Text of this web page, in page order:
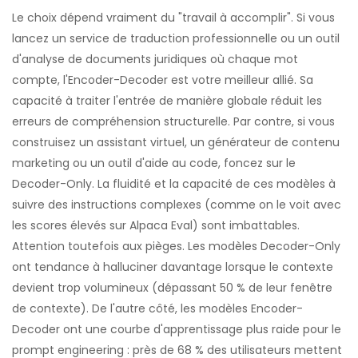
Le choix dépend vraiment du "travail à accomplir". Si vous
lancez un service de traduction professionnelle ou un outil
d'analyse de documents juridiques où chaque mot
compte, l'Encoder-Decoder est votre meilleur allié. Sa
capacité à traiter l'entrée de manière globale réduit les
erreurs de compréhension structurelle. Par contre, si vous
construisez un assistant virtuel, un générateur de contenu
marketing ou un outil d'aide au code, foncez sur le
Decoder-Only. La fluidité et la capacité de ces modèles à
suivre des instructions complexes (comme on le voit avec
les scores élevés sur Alpaca Eval) sont imbattables.
Attention toutefois aux pièges. Les modèles Decoder-Only
ont tendance à halluciner davantage lorsque le contexte
devient trop volumineux (dépassant 50 % de leur fenêtre
de contexte). De l'autre côté, les modèles Encoder-
Decoder ont une courbe d'apprentissage plus raide pour le
prompt engineering : près de 68 % des utilisateurs mettent